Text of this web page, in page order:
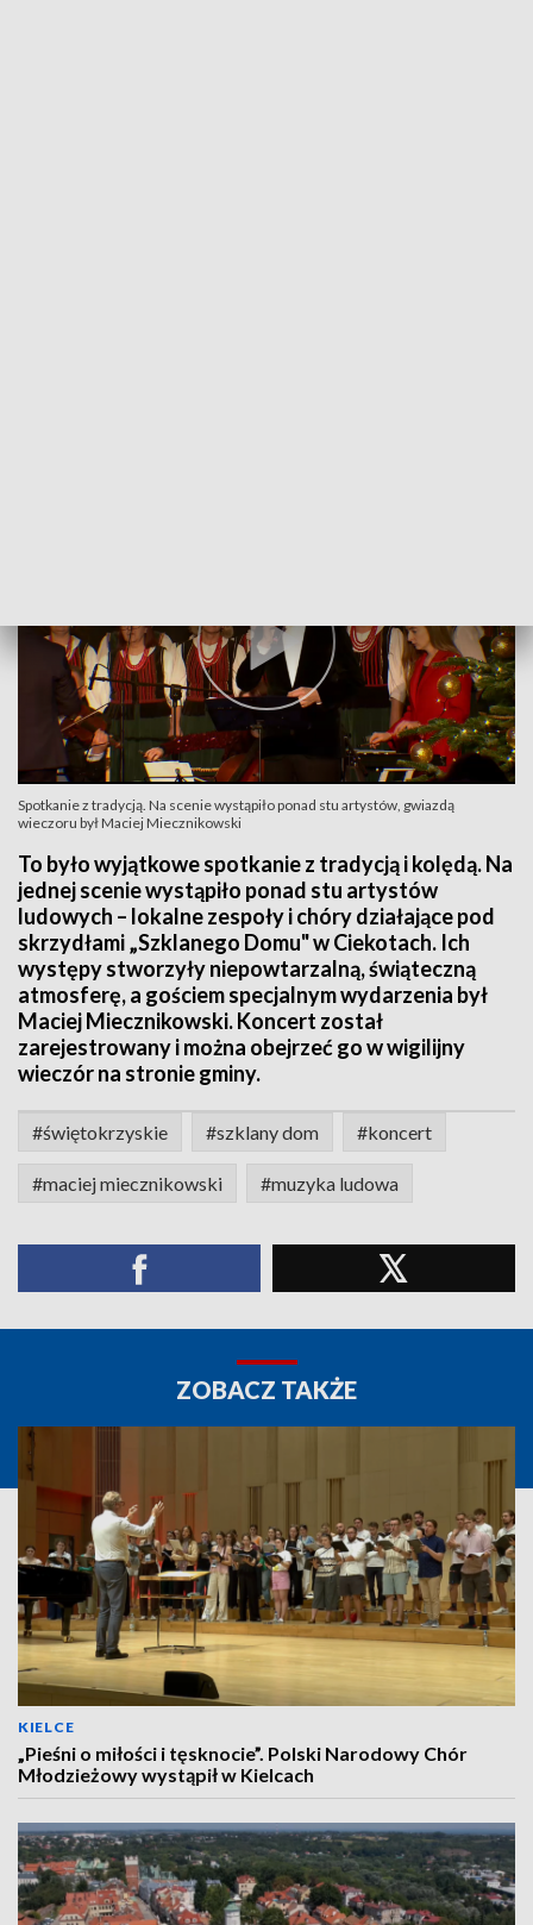
Spotkanie z tradycją. Na scenie wystąpiło ponad stu artystów, gwiazdą
wieczoru był Maciej Miecznikowski
To było wyjątkowe spotkanie z tradycją i kolędą. Na
jednej scenie wystąpiło ponad stu artystów
ludowych – lokalne zespoły i chóry działające pod
skrzydłami „Szklanego Domu" w Ciekotach. Ich
występy stworzyły niepowtarzalną, świąteczną
atmosferę, a gościem specjalnym wydarzenia był
Maciej Miecznikowski. Koncert został
zarejestrowany i można obejrzeć go w wigilijny
wieczór na stronie gminy.
#świętokrzyskie #szklany dom #koncert
#maciej miecznikowski #muzyka ludowa
ZOBACZ TAKŻE
KIELCE
„Pieśni o miłości i tęsknocie”. Polski Narodowy Chór
Młodzieżowy wystąpił w Kielcach